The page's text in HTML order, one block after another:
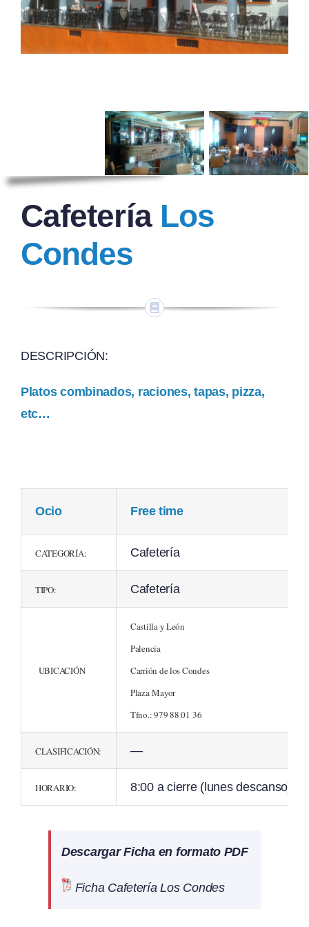
CafeteríaLos
Condes
DESCRIPCIÓN:
Platos combinados, raciones, tapas, pizza,
etc…
Ocio Free time
CATEGORÍA: Cafetería
TIPO: Cafetería
UBICACIÓN
Castilla y León
Palencia
Carrión de los Condes
Plaza Mayor
Tfno.: 979 88 01 36
CLASIFICACIÓN: —
HORARIO: 8:00 a cierre (lunes descanso)
Descargar Ficha en formato PDF
Ficha Cafetería Los Condes